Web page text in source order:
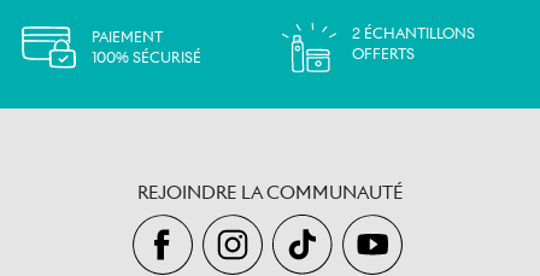
PAIEMENT
100% SÉCURISÉ
2 ÉCHANTILLONS
OFFERTS
REJOINDRE LA COMMUNAUTÉ